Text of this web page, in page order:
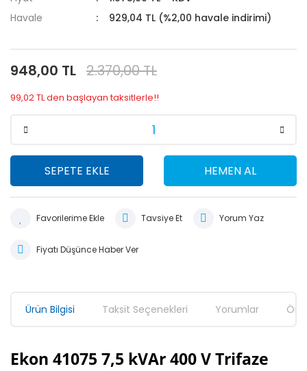
Havale
929,04 TL (%2,00 havale indirimi)
948,00 TL 2.370,00 TL
99,02 TL den başlayan taksitlerle!!
SEPETE EKLE HEMEN AL
Tavsiye Et Yorum Yaz
Fiyatı Düşünce Haber Ver
Ürün Bilgisi Taksit Seçenekleri Yorumlar
Ekon 41075 7,5 kVAr 400 V Trifaze